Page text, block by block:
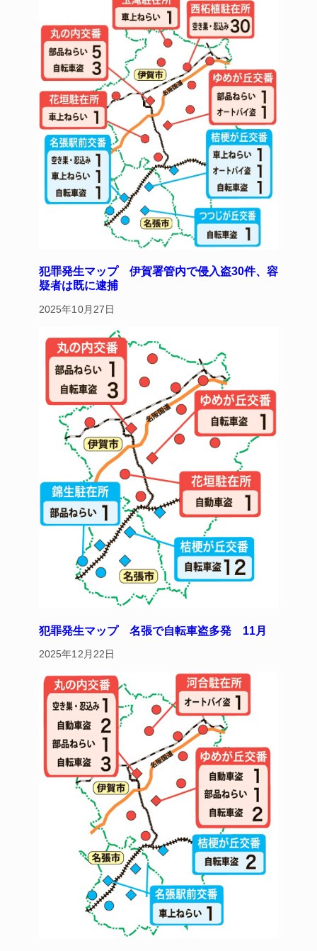
o
k
犯罪発生マップ 伊賀署管内で侵入盗30件、容
疑者は既に逮捕
2025年10月27日
犯罪発生マップ 名張で自転車盗多発 11月
2025年12月22日